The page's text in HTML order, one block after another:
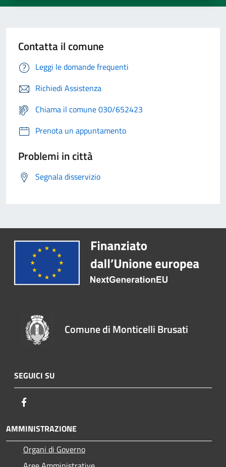
Contatta il comune
Leggi le domande frequenti
Richiedi Assistenza
Chiama il comune 030/652423
Prenota un appuntamento
Problemi in città
Segnala disservizio
Comune di Monticelli Brusati
SEGUICI SU
AMMINISTRAZIONE
Organi di Governo